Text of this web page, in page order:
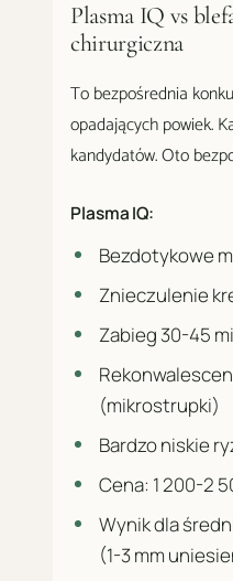
Plasma IQ vs
chirurgiczna
To bezpośrednia
opadających powiek.
kandydatów. Oto
Plasma IQ:
Bezdotykowe
Znieczulenie
Zabieg 30-45
(mikrostrupki)
Bardzo niskie
Cena: 1 200-2
Wynik dla
(1-3 mm